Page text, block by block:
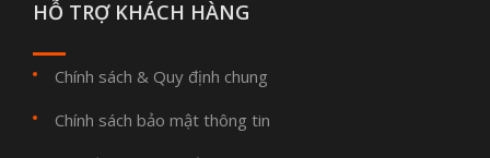
HỖ TRỢ KHÁCH HÀNG
Chính sách & Quy định chung
Chính sách bảo mật thông tin